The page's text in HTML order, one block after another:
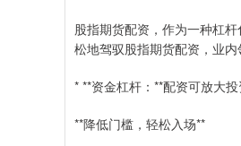
股指期货配资，作为一种杠
松地驾驭股指期货配资，业内
* **资金杠杆：**配资可放大
**降低门槛，轻松入场**